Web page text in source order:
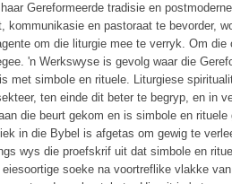
Gereformeerde tradisie en
kommunikasie en pastoraat te bevorder,
om die liturgie mee te verryk. Om
'n Werkswyse is gevolg waar die
met simbole en rituele. Liturgiese
ten einde dit beter te begryp, en in
die beurt gekom en is simbole en
in die Bybel is afgetas om gewig te
wys die proefskrif uit dat simbole en
soeke na voortreflike vlakke